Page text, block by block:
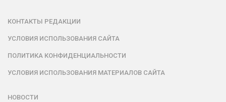
КОНТАКТЫ РЕДАКЦИИ
УСЛОВИЯ ИСПОЛЬЗОВАНИЯ САЙТА
ПОЛИТИКА КОНФИДЕНЦИАЛЬНОСТИ
УСЛОВИЯ ИСПОЛЬЗОВАНИЯ МАТЕРИАЛОВ САЙТА
НОВОСТИ